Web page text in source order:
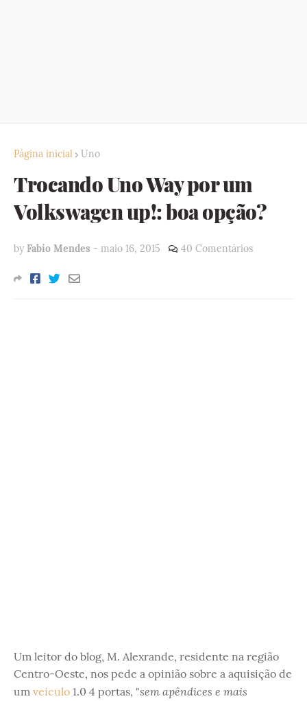
Página inicial Uno
Trocando Uno Way por um
Volkswagen up!: boa opção?
by Fabio Mendes - maio 16, 2015 40 Comentários
Um leitor do blog, M. Alexrande, residente na região
Centro-Oeste, nos pede a opinião sobre a aquisição de
um veiculo 1.0 4 portas, "sem apêndices e mais